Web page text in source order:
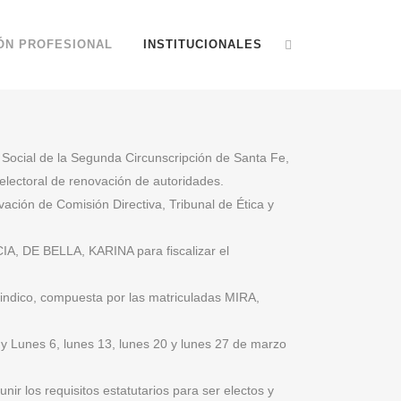
PROFESIONAL INSTITUCIONALES
de la Segunda Circunscripción de Santa Fe,
de renovación de autoridades.
de Comisión Directiva, Tribunal de Ética y
DE BELLA, KARINA para fiscalizar el
compuesta por las matriculadas MIRA,
Lunes 6, lunes 13, lunes 20 y lunes 27 de marzo
los requisitos estatutarios para ser electos y